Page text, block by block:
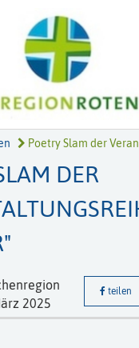
Poetry Slam der
DER
2025
teilen